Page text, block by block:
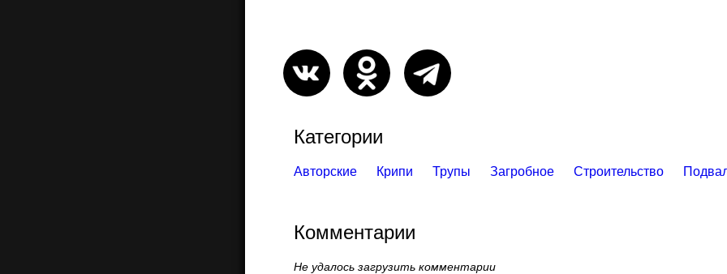
Категории
Авторские Крипи Трупы Загробное Строительство
Комментарии
Не удалось загрузить комментарии